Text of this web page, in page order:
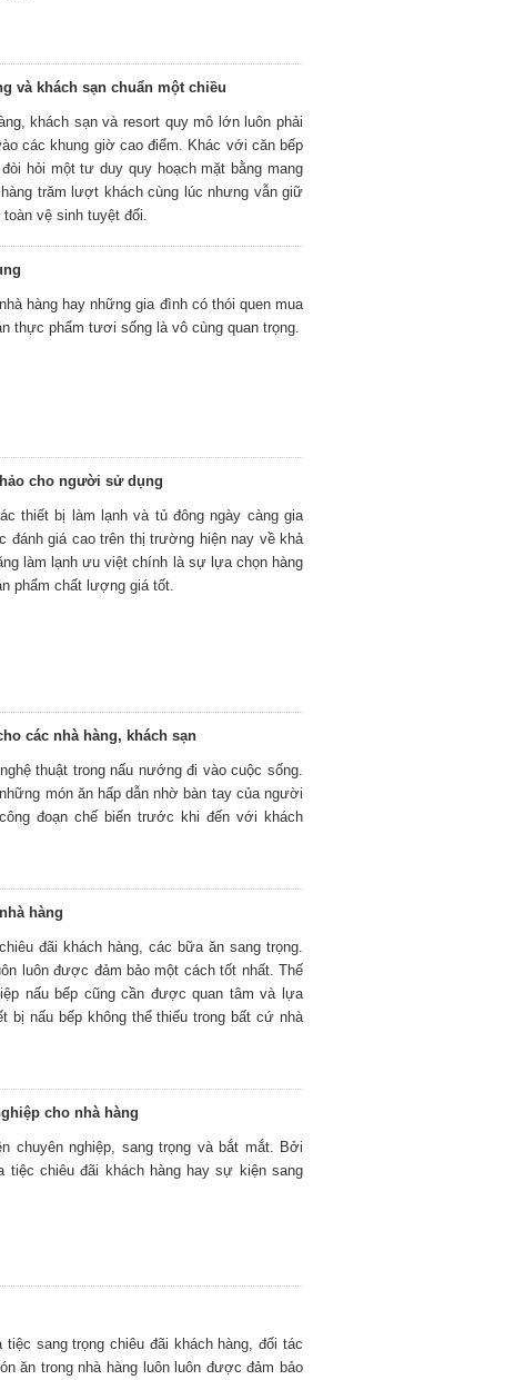
và khách sạn chuẩn một chiều
khách sạn và resort quy mô lớn luôn phải
các khung giờ cao điểm. Khác với căn bếp
hỏi một tư duy quy hoạch mặt bằng mang
trăm lượt khách cùng lúc nhưng vẫn giữ
vệ sinh tuyệt đối.
hàng hay những gia đình có thói quen mua
thực phẩm tươi sống là vô cùng quan trọng.
cho người sử dụng
thiết bị làm lạnh và tủ đông ngày càng gia
đánh giá cao trên thị trường hiện nay về khả
làm lạnh ưu việt chính là sự lựa chọn hàng
phẩm chất lượng giá tốt.
các nhà hàng, khách sạn
thuật trong nấu nướng đi vào cuộc sống.
món ăn hấp dẫn nhờ bàn tay của người
đoạn chế biến trước khi đến với khách
hàng
đãi khách hàng, các bữa ăn sang trọng.
luôn được đảm bảo một cách tốt nhất. Thế
nấu bếp cũng cần được quan tâm và lựa
nấu bếp không thể thiếu trong bất cứ nhà
cho nhà hàng
chuyên nghiệp, sang trọng và bắt mắt. Bởi
chiêu đãi khách hàng hay sự kiện sang
sang trọng chiêu đãi khách hàng, đối tác
ăn trong nhà hàng luôn luôn được đảm bảo